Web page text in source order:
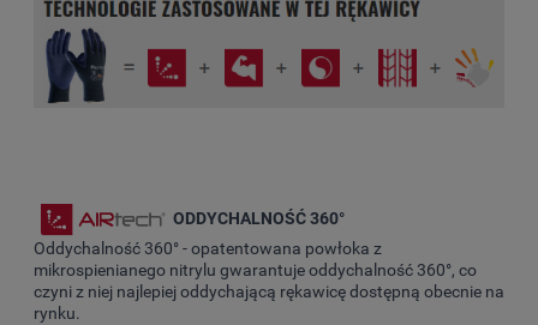
ODDYCHALNOŚĆ 360°
Oddychalność 360° - opatentowana powłoka z
mikrospienianego nitrylu gwarantuje oddychalność 360°, co
czyni z niej najlepiej oddychającą rękawicę dostępną obecnie na
rynku.